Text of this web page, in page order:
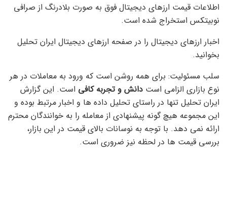
اطلاعات قیمت ارزهای دیجیتال فوق به صورت بلادرنگ از صرافی
نوبیتکس استخراج شده است.
اخبار ارزهای دیجیتال را در صفحه ارزهای دیجیتال ایران تحلیل
بخوانید.
سلب مسئولیت: برای همه روشن است که ورود به معاملات در هر
نوع بازاری الزامی است دانش و تجربه کافی است. این گزارش
ایران تحلیل تنها در راستای تحلیل داده ها و اخبار مرتبط بوده و
این مجموعه هیچ گونه پیشنهادی از معامله را به خوانندگان محترم
ارائه نمی دهد. با توجه به نوسانات بالای قیمت در این بازار،
بررسی قیمت ها در لحظه نیز ضروری است.